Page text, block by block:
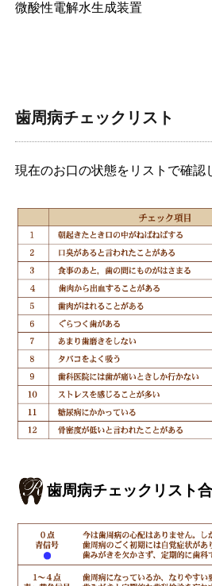
微酸性電解水生成装置
歯周病チェックリスト
現在のお口の状態をリストで確認
歯周病チェックリスト